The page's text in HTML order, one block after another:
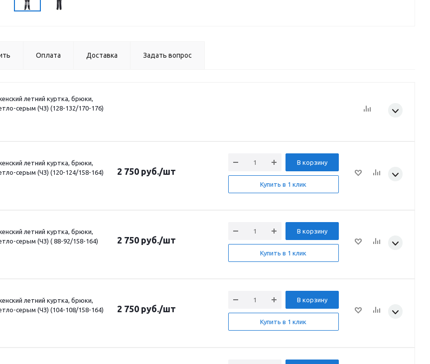
Оплата Доставка Задать вопрос
летний куртка, брюки,
серым (ЧЗ) (128-132/170-176)
летний куртка, брюки,
серым (ЧЗ) (120-124/158-164)
2 750 руб./шт
В корзину
Купить в 1 клик
летний куртка, брюки,
серым (ЧЗ) ( 88-92/158-164)
2 750 руб./шт
В корзину
Купить в 1 клик
летний куртка, брюки,
серым (ЧЗ) (104-108/158-164)
2 750 руб./шт
В корзину
Купить в 1 клик